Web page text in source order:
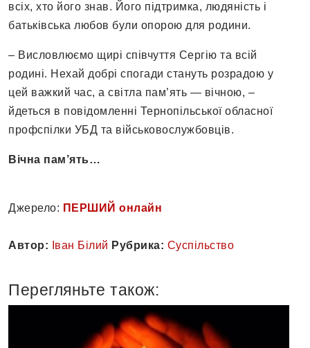
всіх, хто його знав. Його підтримка, людяність і
батьківська любов були опорою для родини.
– Висловлюємо щирі співчуття Сергію та всій
родині. Нехай добрі спогади стануть розрадою у
цей важкий час, а світла пам’ять — вічною, –
йдеться в повідомленні Тернопільської обласної
профспілки УБД та військовослужбовців.
Вічна пам’ять…
Джерело: ПЕРШИЙ онлайн
Автор: Іван Білий Рубрика: Суспільство
Перегляньте також: